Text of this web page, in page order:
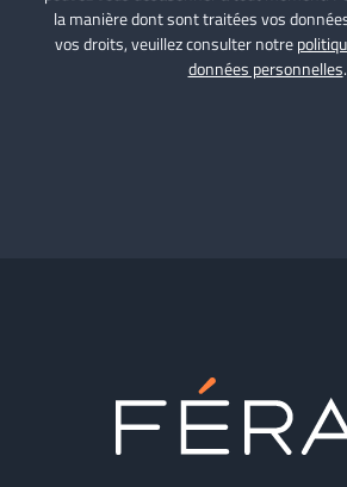
la manière dont sont traitées vos
vos droits, veuillez consulter notre
données personnelles.